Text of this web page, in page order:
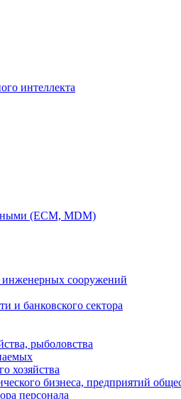
интеллекта
(ECM, MDM)
инженерных сооружений
и банковского сектора
рыболовства
хозяйства
бизнеса, предприятий
персонала